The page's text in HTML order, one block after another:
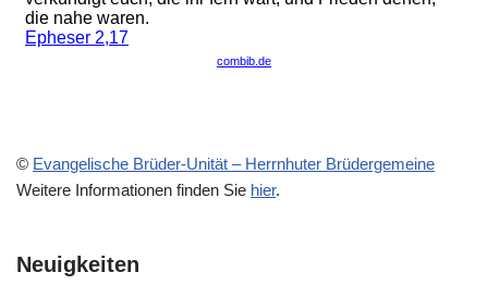
© Evangelische Brüder-Unität – Herrnhuter Brüdergemeine
Weitere Informationen finden Sie hier.
Neuigkeiten